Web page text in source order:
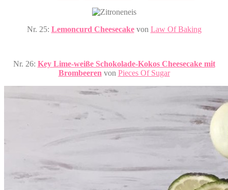
Nr. 25: Lemoncurd Cheesecakevon Law Of Baking
Nr. 26: Key Lime-weiße Schokolade-Kokos Cheesecake mit
Brombeerenvon Pieces Of Sugar